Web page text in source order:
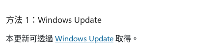
方法 1：Windows Update
本更新可透過 Windows Update取得。